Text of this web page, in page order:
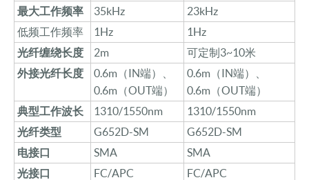
最大工作频率
35kHz
23kHz
低频工作频率
1Hz
1Hz
光纤缠绕长度
2m
可定制3~10米
外接光纤长度
0.6m（IN端）、
0.6m（OUT端）
0.6m（IN端）、
0.6m（OUT端）
典型工作波长 1310/1550nm
1310/1550nm
光纤类型
G652D-SM
G652D-SM
电接口
SMA
SMA
光接口
FC/APC
FC/APC